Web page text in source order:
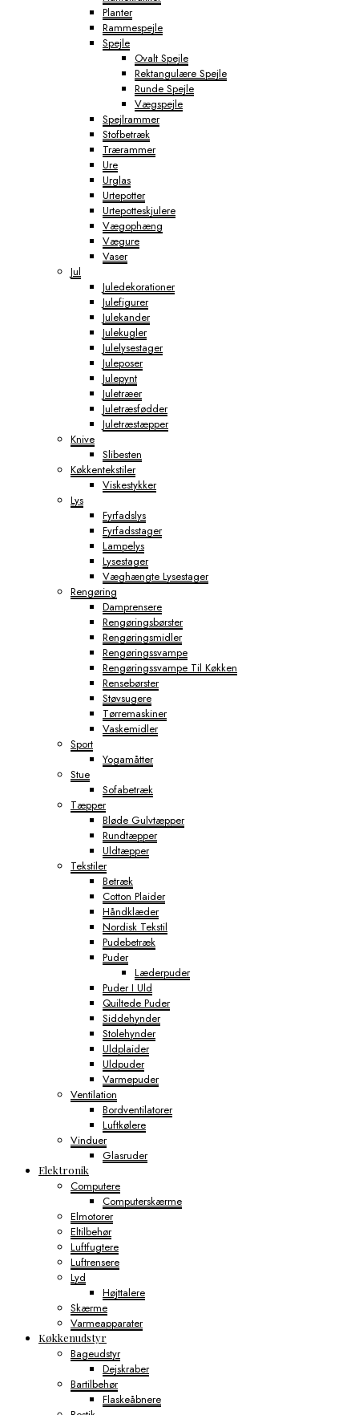
Planter
Rammespejle
Spejle
Ovalt Spejle
Rektangulære Spejle
Runde Spejle
Vægspejle
Spejlrammer
Stofbetræk
Trærammer
Ure
Urglas
Urtepotter
Urtepotteskjulere
Vægophæng
Vægure
Vaser
Jul
Juledekorationer
Julefigurer
Julekander
Julekugler
Julelysestager
Juleposer
Julepynt
Juletræer
Juletræsfødder
Juletræstæpper
Knive
Slibesten
Køkkentekstiler
Viskestykker
Lys
Fyrfadslys
Fyrfadsstager
Lampelys
Lysestager
Væghængte Lysestager
Rengøring
Damprensere
Rengøringsbørster
Rengøringsmidler
Rengøringssvampe
Rengøringssvampe Til Køkken
Rensebørster
Støvsugere
Tørremaskiner
Vaskemidler
Sport
Yogamåtter
Stue
Sofabetræk
Tæpper
Bløde Gulvtæpper
Rundtæpper
Uldtæpper
Tekstiler
Betræk
Cotton Plaider
Håndklæder
Nordisk Tekstil
Pudebetræk
Puder
Læderpuder
Puder I Uld
Quiltede Puder
Siddehynder
Stolehynder
Uldplaider
Uldpuder
Varmepuder
Ventilation
Bordventilatorer
Luftkølere
Vinduer
Glasruder
Elektronik
Computere
Computerskærme
Elmotorer
Eltilbehør
Luftfugtere
Luftrensere
Lyd
Højttalere
Skærme
Varmeapparater
Køkkenudstyr
Bageudstyr
Dejskraber
Bartilbehør
Flaskeåbnere